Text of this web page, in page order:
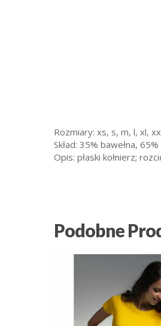
Rozmiary: xs, s, m, l, xl,
Skład: 35% bawełna,
Opis: płaski kołnierz;
Podobne